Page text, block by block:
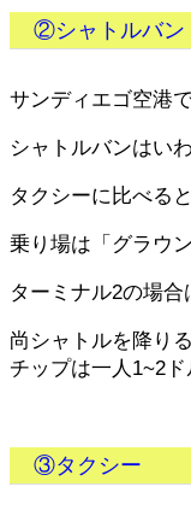
②シャトルバン
サンディエゴ空港
シャトルバンはい
タクシーに比べる
乗り場は「グラウ
ターミナル2の場
尚シャトルを降り
チップは一人1~2
③タクシー